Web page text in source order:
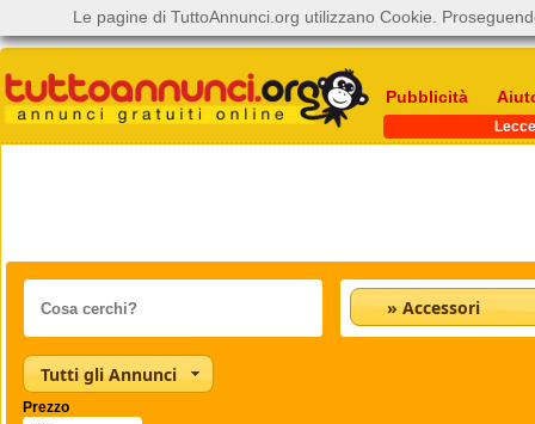
Pubblicità
Lecce
» Accessori
Tutti gli Annunci
Prezzo
Le pagine di TuttoAnnunci.org utilizzano Cookie.